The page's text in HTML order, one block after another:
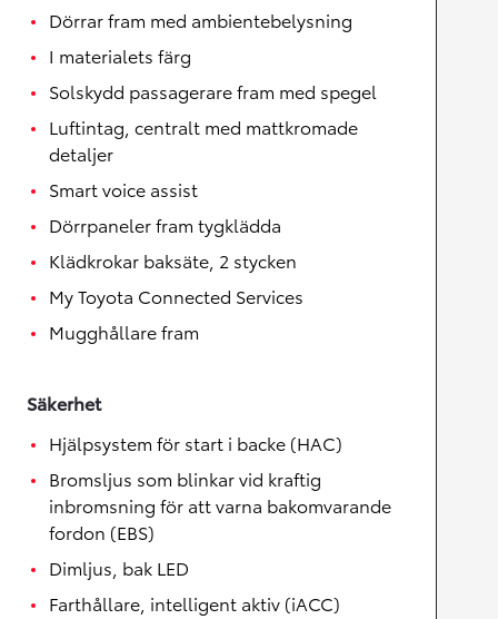
Dörrar fram med ambientebelysning
I materialets färg
Solskydd passagerare fram med spegel
Luftintag, centralt med mattkromade
detaljer
Smart voice assist
Dörrpaneler fram tygklädda
Klädkrokar baksäte, 2 stycken
My Toyota Connected Services
Mugghållare fram
Säkerhet
Hjälpsystem för start i backe (HAC)
Bromsljus som blinkar vid kraftig
inbromsning för att varna bakomvarande
fordon (EBS)
Dimljus, bak LED
Farthållare, intelligent aktiv (iACC)